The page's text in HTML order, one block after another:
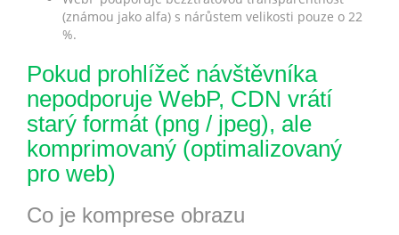
(známou jako alfa) s nárůstem velikosti pouze o 22
%.
Pokud prohlížeč návštěvníka
nepodporuje WebP, CDN vrátí
starý formát (png / jpeg), ale
komprimovaný (optimalizovaný
pro web)
Co je komprese obrazu